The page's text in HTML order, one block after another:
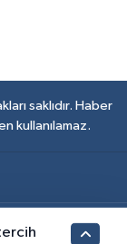
saklıdır. Haber
kullanılamaz.